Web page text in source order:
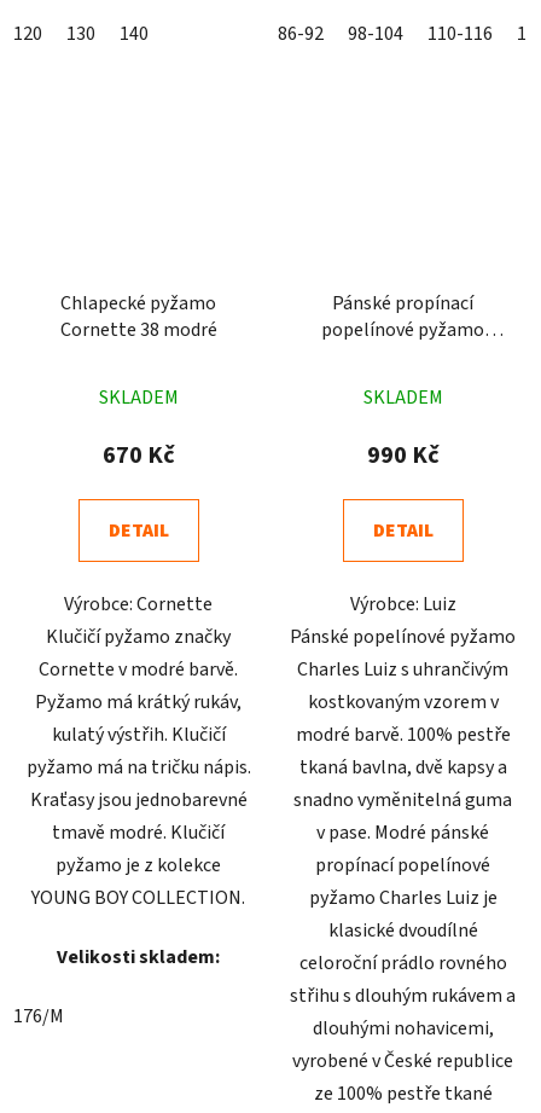
120 130 140 86-92 98-104 110-116
Chlapecké pyžamo
Cornette 38 modré
hodnocení
produktu
5,0
z
hvězdiček.
SKLADEM
670 Kč
DETAIL
Výrobce: Cornette
Klučičí pyžamo značky
Cornette v modré barvě.
Pyžamo má krátký rukáv,
kulatý výstřih. Klučičí
pyžamo má na tričku nápis.
Kraťasy jsou jednobarevné
tmavě modré. Klučičí
pyžamo je z kolekce
YOUNG BOY COLLECTION.
Velikosti skladem:
176/M
Pánské propínací
popelínové pyžamo
hodnocení
produktu
4,9
z
hvězdiček.
SKLADEM
990 Kč
DETAIL
Výrobce: Luiz
Pánské popelínové pyžamo
Charles Luiz s uhrančivým
kostkovaným vzorem v
modré barvě. 100% pestře
tkaná bavlna, dvě kapsy a
snadno vyměnitelná guma
v pase. Modré pánské
propínací popelínové
pyžamo Charles Luiz je
klasické dvoudílné
celoroční prádlo rovného
střihu s dlouhým rukávem a
dlouhými nohavicemi,
vyrobené v České republice
ze 100% pestře tkané